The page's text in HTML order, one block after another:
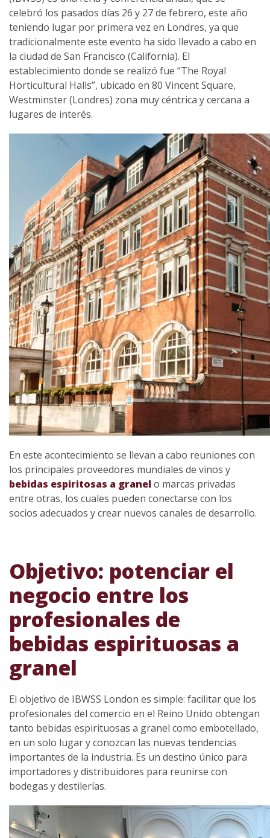
celebró los pasados días 26 y 27 de febrero, este año
teniendo lugar por primera vez en Londres, ya que
tradicionalmente este evento ha sido llevado a cabo en
la ciudad de San Francisco (California). El
establecimiento donde se realizó fue “The Royal
Horticultural Halls”, ubicado en 80 Vincent Square,
Westminster (Londres) zona muy céntrica y cercana a
lugares de interés.
En este acontecimiento se llevan a cabo reuniones con
los principales proveedores mundiales de vinos y
bebidas espiritosas a granelo marcas privadas
entre otras, los cuales pueden conectarse con los
socios adecuados y crear nuevos canales de desarrollo.
Objetivo: potenciar el
negocio entre los
profesionales de
bebidas espirituosas a
granel
El objetivo de IBWSS London es simple: facilitar que los
profesionales del comercio en el Reino Unido obtengan
tanto bebidas espirituosas a granel como embotellado,
en un solo lugar y conozcan las nuevas tendencias
importantes de la industria. Es un destino único para
importadores y distribuidores para reunirse con
bodegas y destilerías.